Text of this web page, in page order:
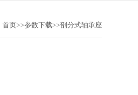
首页 >>参数下载>>剖分式轴承座